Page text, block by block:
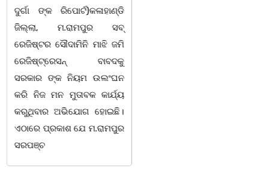
ସମ୍ପର୍କରେ କୌଣସି ସୂତ୍ରରୁ
ସୂଚନା ପାଇ କଳାହାଣ୍ଡି ଉତ୍ତର
ବନଖଣ୍ଡ ଅଧୀନ କେଗାଁ ରେଞ୍ଜର
ବନ କର୍ମଚାରୀ ମାନେ ଗରଗାବ
ସେକ୍ସନ ଅଧୀନ କାନ୍ଦୁଲଝର